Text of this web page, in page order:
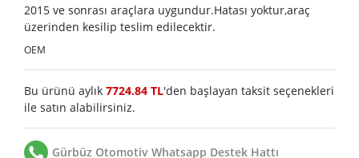
2015 ve sonrası araçlara uygundur.Hatası yoktur,araç
üzerinden kesilip teslim edilecektir.
OEM
Bu ürünü aylık 7724.84 TL'den başlayan taksit seçenekleri
ile satın alabilirsiniz.
Gürbüz Otomotiv Whatsapp Destek Hattı